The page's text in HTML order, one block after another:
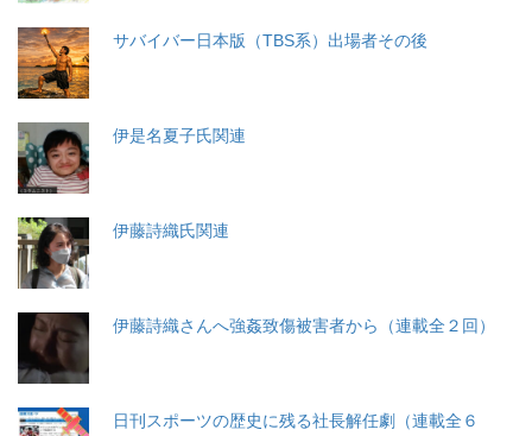
サバイバー日本版（TBS系）出場者その後
伊是名夏子氏関連
伊藤詩織氏関連
伊藤詩織さんへ強姦致傷被害者から（連載全２回）
日刊スポーツの歴史に残る社長解任劇（連載全６